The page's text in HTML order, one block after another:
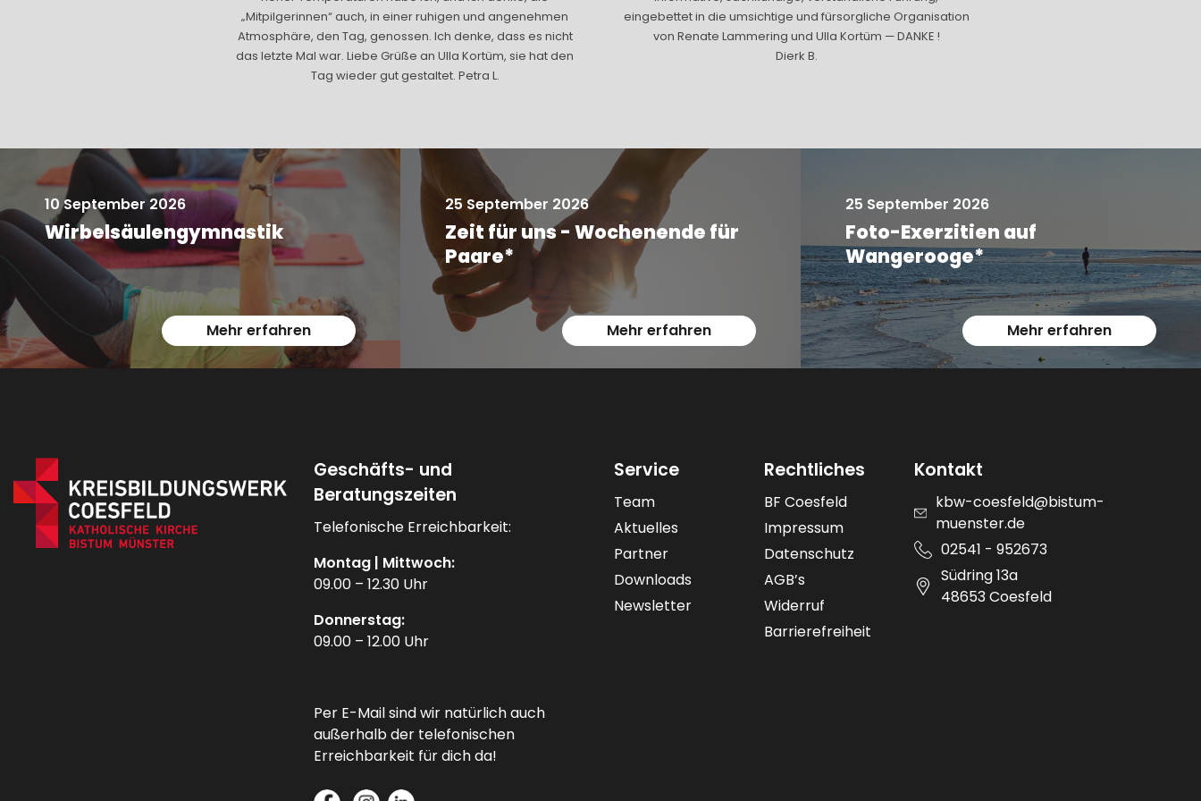
„Mitpilgerinnen“ auch, in einer ruhigen und angenehmen
Atmosphäre, den Tag, genossen. Ich denke, dass es nicht
das letzte Mal war. Liebe Grüße an Ulla Kortüm, sie hat den
Tag wieder gut gestaltet. Petra L.
eingebettet in die umsichtige und fürsorgliche Organisation
von Renate Lammering und Ulla Kortüm — DANKE !
Dierk B.
10 September 2026
Wirbelsäulengymnastik
Mehr erfahren
25 September 2026
Zeit für uns - Wochenende für
Paare*
Mehr erfahren
25 September 2026
Foto-Exerzitien auf
Wangerooge*
Mehr erfahren
Geschäfts- und
Beratungszeiten
Telefonische Erreichbarkeit:
Montag | Mittwoch:
09.00 – 12.30 Uhr
Donnerstag:
09.00 – 12.00 Uhr
Per E-Mail sind wir natürlich auch
außerhalb der telefonischen
Erreichbarkeit für dich da!
Service
Team
Aktuelles
Partner
Downloads
Newsletter
Rechtliches
BF Coesfeld
Impressum
Datenschutz
AGB’s
Widerruf
Barrierefreiheit
Kontakt
kbw-coesfeld@bistum-
muenster.de
02541 - 952673
Südring 13a
48653 Coesfeld